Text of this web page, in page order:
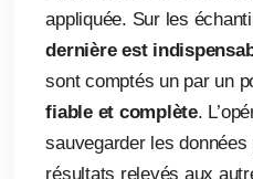
appliquée. Sur les
dernière est
sont comptés un par un
fiable et complète.
sauvegarder les
résultats relevés aux